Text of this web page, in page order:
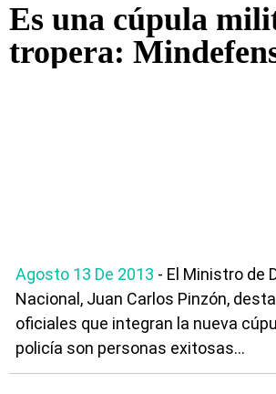
Es una cúpula
tropera:
Agosto 13 De 2013 - El Ministro de
Nacional, Juan Carlos Pinzón,
oficiales que integran la nueva
policía son personas exitosas...